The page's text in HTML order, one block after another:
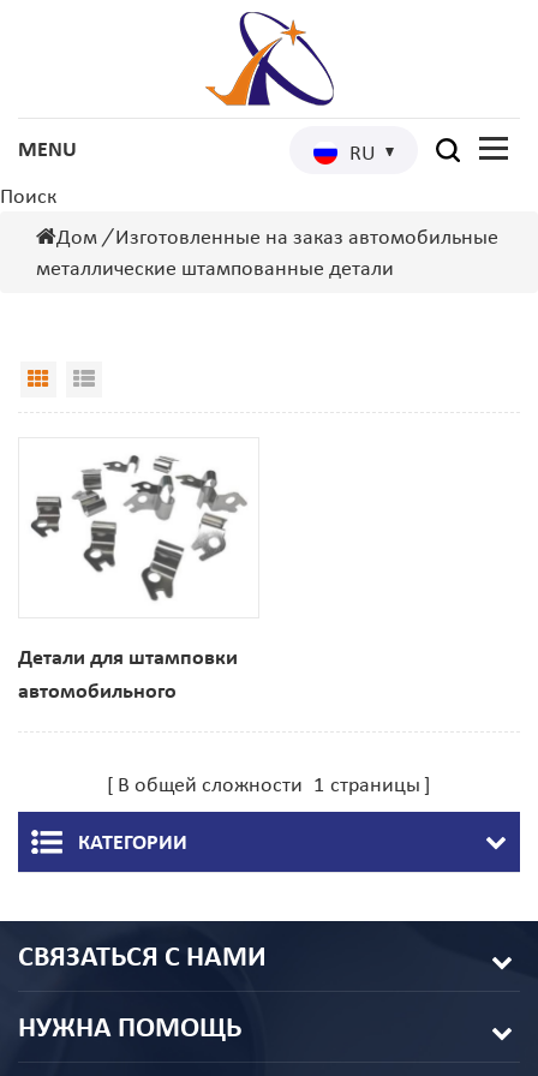
RU
Поиск
Дом / Изготовленные на заказ автомобильные
металлические штампованные детали
Grid View
Детали для штамповки
автомобильного
В общей сложности 1 страницы
КАТЕГОРИИ
СВЯЗАТЬСЯ С НАМИ
НУЖНА ПОМОЩЬ